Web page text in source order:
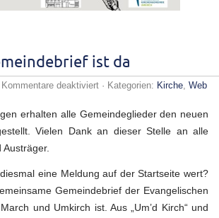
ist da
Kommentare deaktiviertfür
Gemeindebrief
ist
da
· Kategorien: Kirche, Web
erhalten alle Gemeindeglieder den neuen
Vielen Dank an dieser Stelle an alle
eine Meldung auf der Startseite wert?
Gemeindebrief der Evangelischen
und Umkirch ist. Aus „Um’d Kirch“ und